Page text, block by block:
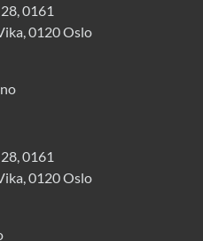
0161
0120 Oslo
0161
0120 Oslo